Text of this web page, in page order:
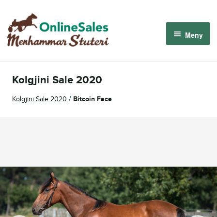
Hoppa
till
navigering
Hoppa
till
innehåll
Meny
Logga in
Kolgjini Sale 2020
Kolgjini Sale 2020 / Bitcoin Face